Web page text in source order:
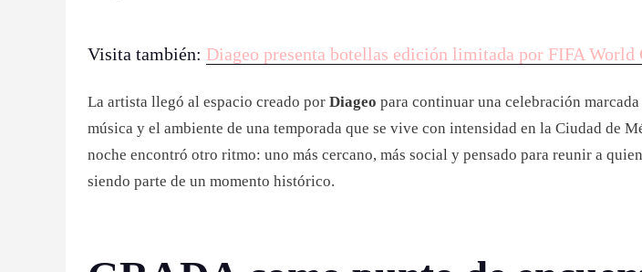
Visita también: Diageo presenta botellas edición limitada por FIFA World
La artista llegó al espacio creado por Diageo para continuar una celebración
música y el ambiente de una temporada que se vive con intensidad en la Ciudad de
noche encontró otro ritmo: uno más cercano, más social y pensado para reunir a
siendo parte de un momento histórico.